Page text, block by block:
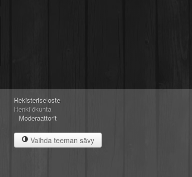
Rekisteriseloste
Henkilökunta
Moderaattorit
Vaihda teeman sävy